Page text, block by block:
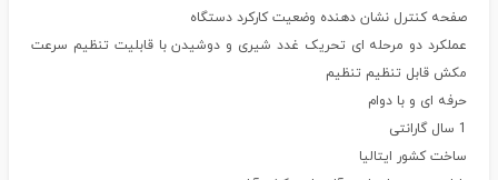
صفحه کنترل نشان دهنده وضعیت کارکرد دستگاه
عملکرد دو مرحله ای تحریک غدد شیری و دوشیدن با قابلیت تنظیم سرعت
مکش قابل تنظیم تنظیم
حرفه ای و با دوام
1 سال گارانتی
ساخت کشور ایتالیا